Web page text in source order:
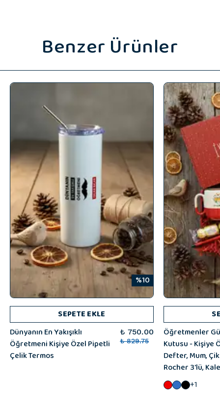
Benzer Ürünler
%10
SEPETE EKLE
Dünyanın En Yakışıklı
Öğretmeni Kişiye Özel Pipetli
Çelik Termos
₺ 750.00
₺ 829.75
Öğretmenler
Kutusu - Kişiye
Defter, Mum,
Rocher 3'lü,
+1